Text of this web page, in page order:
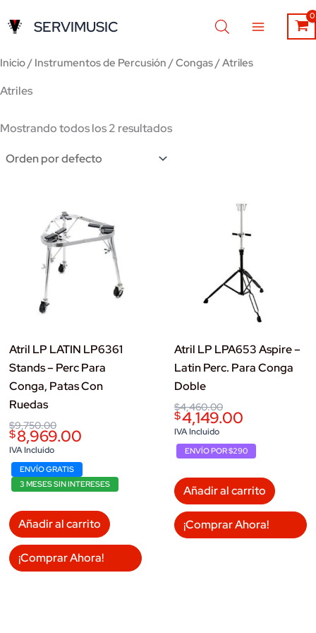
al
SERVIMUSIC
Inicio / Instrumentos de Percusión /Congas / Atriles
Atriles
Mostrando todos los 2 resultados
Atril LP LATIN LP6361
Stands – Perc Para
Conga, Patas Con
Ruedas
$9,750.00
Original
price
was:
$9,750.00.
$8,969.00
Current
price
is:
$8,969.00.
IVA Incluido
ENVÍO GRATIS
3 MESES SIN INTERESES
Añadir al carrito
¡Comprar Ahora!
Atril LP LPA653 Aspire –
Latin Perc. Para Conga
Doble
$4,460.00
Original
price
was:
$4,460.00.
$4,149.00
Current
price
is:
$4,149.00.
IVA Incluido
ENVÍO POR $290
Añadir al carrito
¡Comprar Ahora!